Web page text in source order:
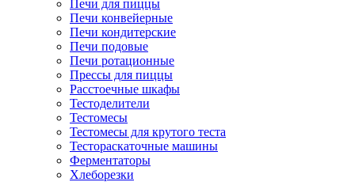
Печи для пиццы
Печи конвейерные
Печи кондитерские
Печи подовые
Печи ротационные
Прессы для пиццы
Расстоечные шкафы
Тестоделители
Тестомесы
Тестомесы для крутого теста
Тестораскаточные машины
Ферментаторы
Хлеборезки